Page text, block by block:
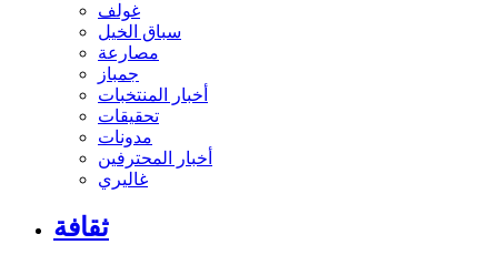
غولف
سباق الخيل
مصارعة
جمباز
أخبار المنتخبات
تحقيقات
مدونات
أخبار المحترفين
غاليري
ثقافة